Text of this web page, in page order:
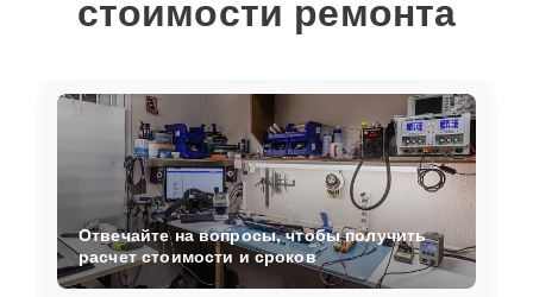
стоимости ремонта
Отвечайте на вопросы, чтобы получить
расчет стоимости и сроков